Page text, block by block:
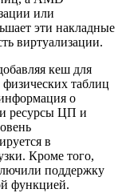
или
эти накладные
виртуализации.
кеш для
таблиц
о
ресурсы ЦП и
в
Кроме того,
поддержку
функцией.